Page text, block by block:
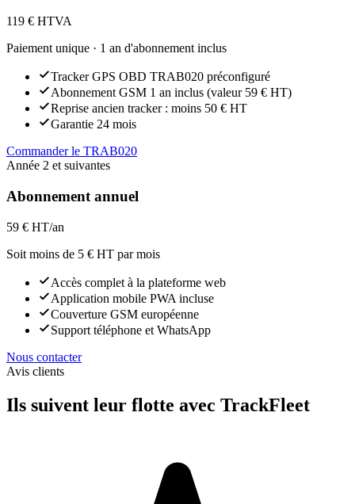
119 € HTVA
Paiement unique · 1 an d'abonnement inclus
Tracker GPS OBD TRAB020 préconfiguré
Abonnement GSM 1 an inclus (valeur 59 € HT)
Reprise ancien tracker : moins 50 € HT
Garantie 24 mois
Commander le TRAB020
Année 2 et suivantes
Abonnement annuel
59 € HT/an
Soit moins de 5 € HT par mois
Accès complet à la plateforme web
Application mobile PWA incluse
Couverture GSM européenne
Support téléphone et WhatsApp
Nous contacter
Avis clients
Ils suivent leur flotte avec TrackFleet